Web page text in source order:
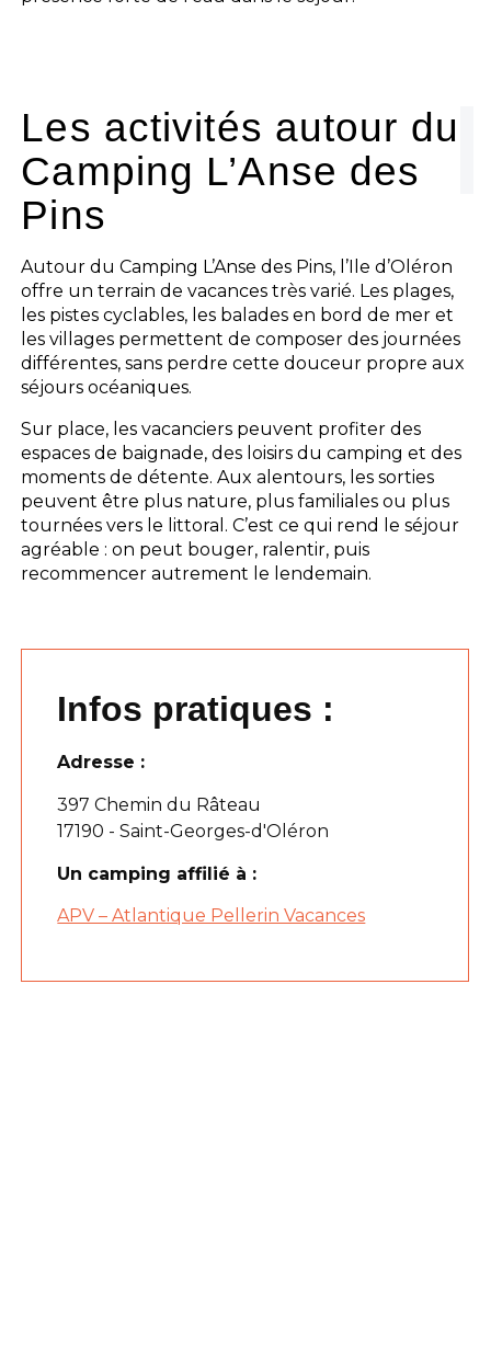
Les activités autour du
Camping L’Anse des
Pins
Autour du Camping L’Anse des Pins, l’Ile d’Oléron
offre un terrain de vacances très varié. Les plages,
les pistes cyclables, les balades en bord de mer et
les villages permettent de composer des journées
différentes, sans perdre cette douceur propre aux
séjours océaniques.
Sur place, les vacanciers peuvent profiter des
espaces de baignade, des loisirs du camping et des
moments de détente. Aux alentours, les sorties
peuvent être plus nature, plus familiales ou plus
tournées vers le littoral. C’est ce qui rend le séjour
agréable : on peut bouger, ralentir, puis
recommencer autrement le lendemain.
Infos pratiques :
Adresse :
397 Chemin du Râteau
17190 - Saint-Georges-d'Oléron
Un camping affilié à :
APV – Atlantique Pellerin Vacances